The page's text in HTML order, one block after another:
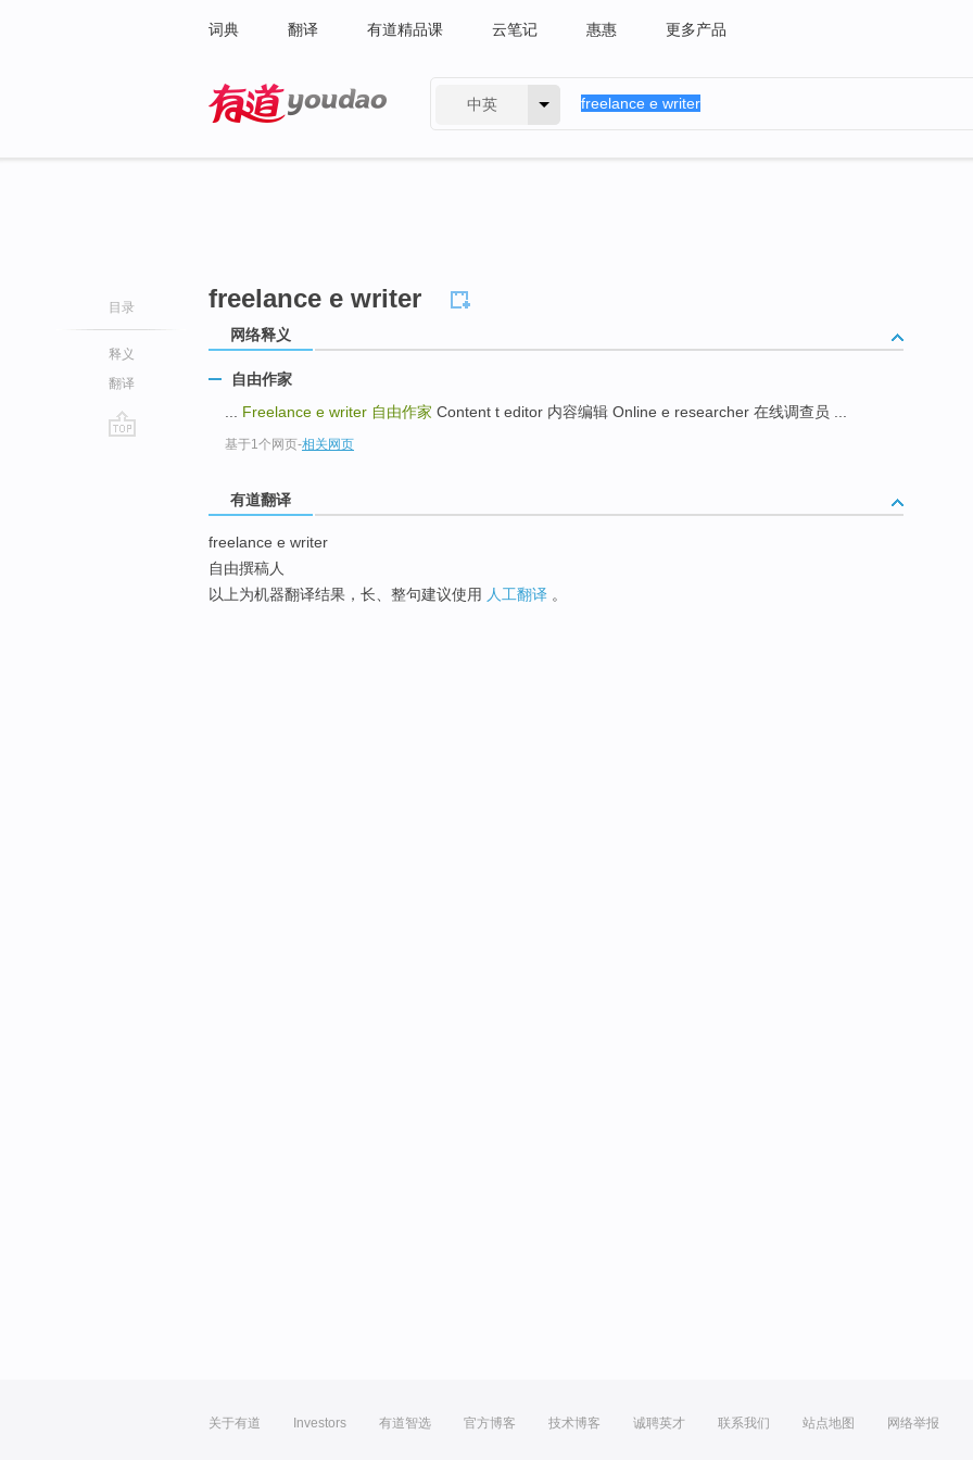
词典 翻译 有道精品课 云笔记 惠惠 更多产品
中英
目录
释义
翻译
freelance e writer
网络释义
自由作家
Freelance e writer 自由作家 Content t editor 内容编辑 Online e researcher 在线调查员 ...
基于1个网页-相关网页
有道翻译
freelance e writer
自由撰稿人
以上为机器翻译结果，长、整句建议使用 人工翻译 。
关于有道 Investors 有道智选 官方博客 技术博客 诚聘英才 联系我们 站点地图 网络举报